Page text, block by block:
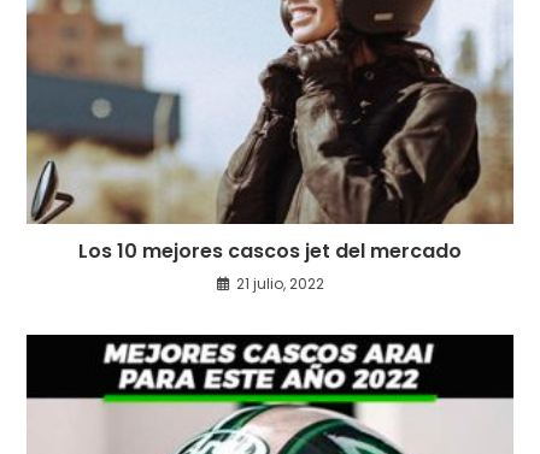
Los 10 mejores cascos jet del mercado
21 julio, 2022